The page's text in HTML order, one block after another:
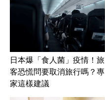
日本爆「食人菌」疫情！旅
客恐慌問要取消旅行嗎？專
家這樣建議